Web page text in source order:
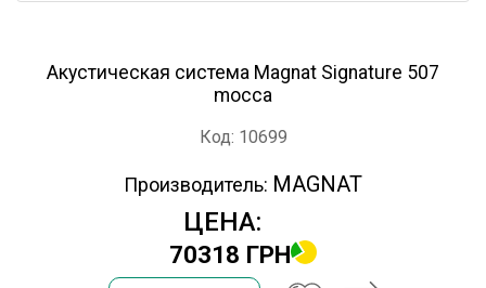
Акустическая система Magnat Signature 507
mocca
Код: 10699
Производитель: MAGNAT
ЦЕНА:
70318 ГРН